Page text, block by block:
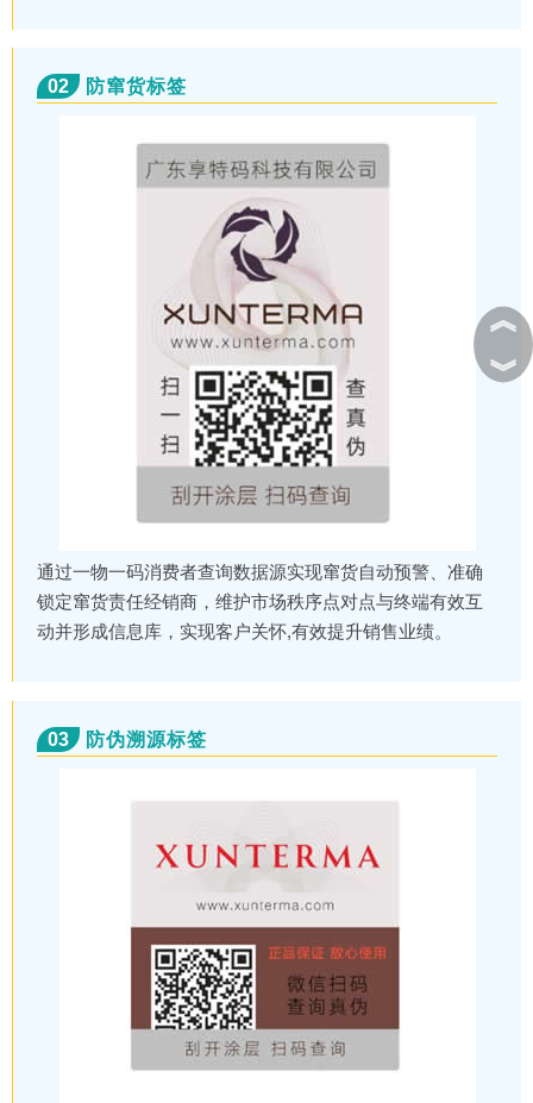
02 防窜货标签
通过一物一码消费者查询数据源实现窜货自动预警、准确
锁定窜货责任经销商，维护市场秩序点对点与终端有效互
动并形成信息库，实现客户关怀,有效提升销售业绩。
03 防伪溯源标签
︽
︾